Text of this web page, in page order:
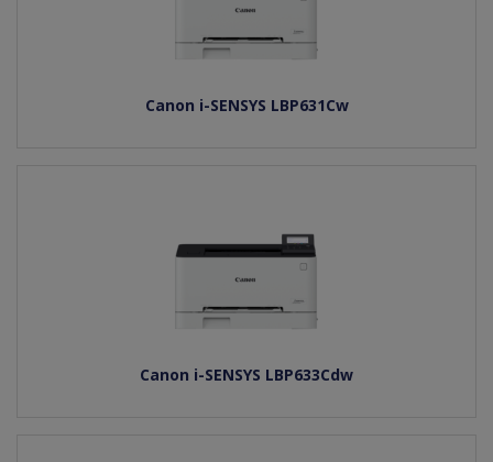
Canon i-SENSYS LBP631Cw
Canon i-SENSYS LBP633Cdw